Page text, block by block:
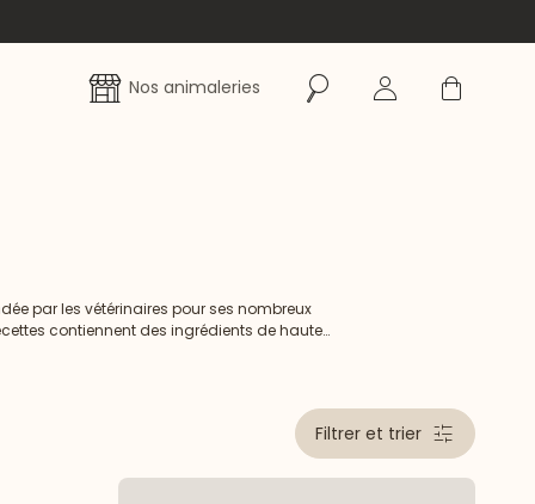
Nos animaleries RechercherSe connecter
Panier
par les vétérinaires pour ses nombreux
contiennent des ingrédients de haute
Filtrer et trier